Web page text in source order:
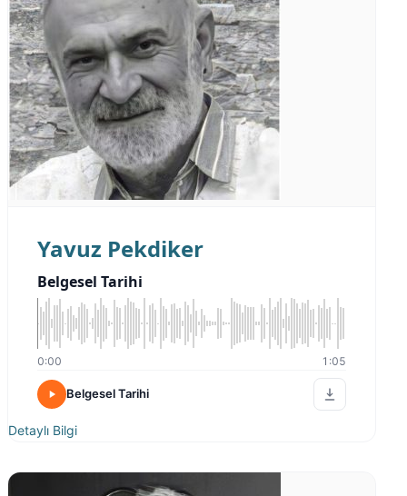
Yavuz Pekdiker
Belgesel Tarihi
0:00 1:05
Belgesel Tarihi
Detaylı Bilgi